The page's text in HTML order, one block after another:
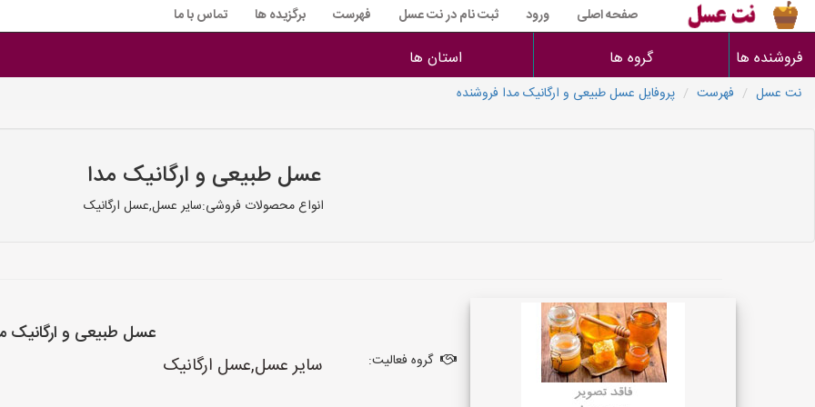
صفحه اصلی ورود ثبت نام در نت عسل فهرست برگزیده ها تماس با ما
فروشنده ها گروه ها استان ها
نت عسل فهرست پروفایل عسل طبیعی و ارگانیک مدا فروشنده
عسل طبیعی و ارگانیک مدا
انواع محصولات فروشی:سایر عسل,عسل ارگانیک
عسل طبیعی و ارگانیک
گروه فعالیت: سایر عسل,عسل ارگانیک